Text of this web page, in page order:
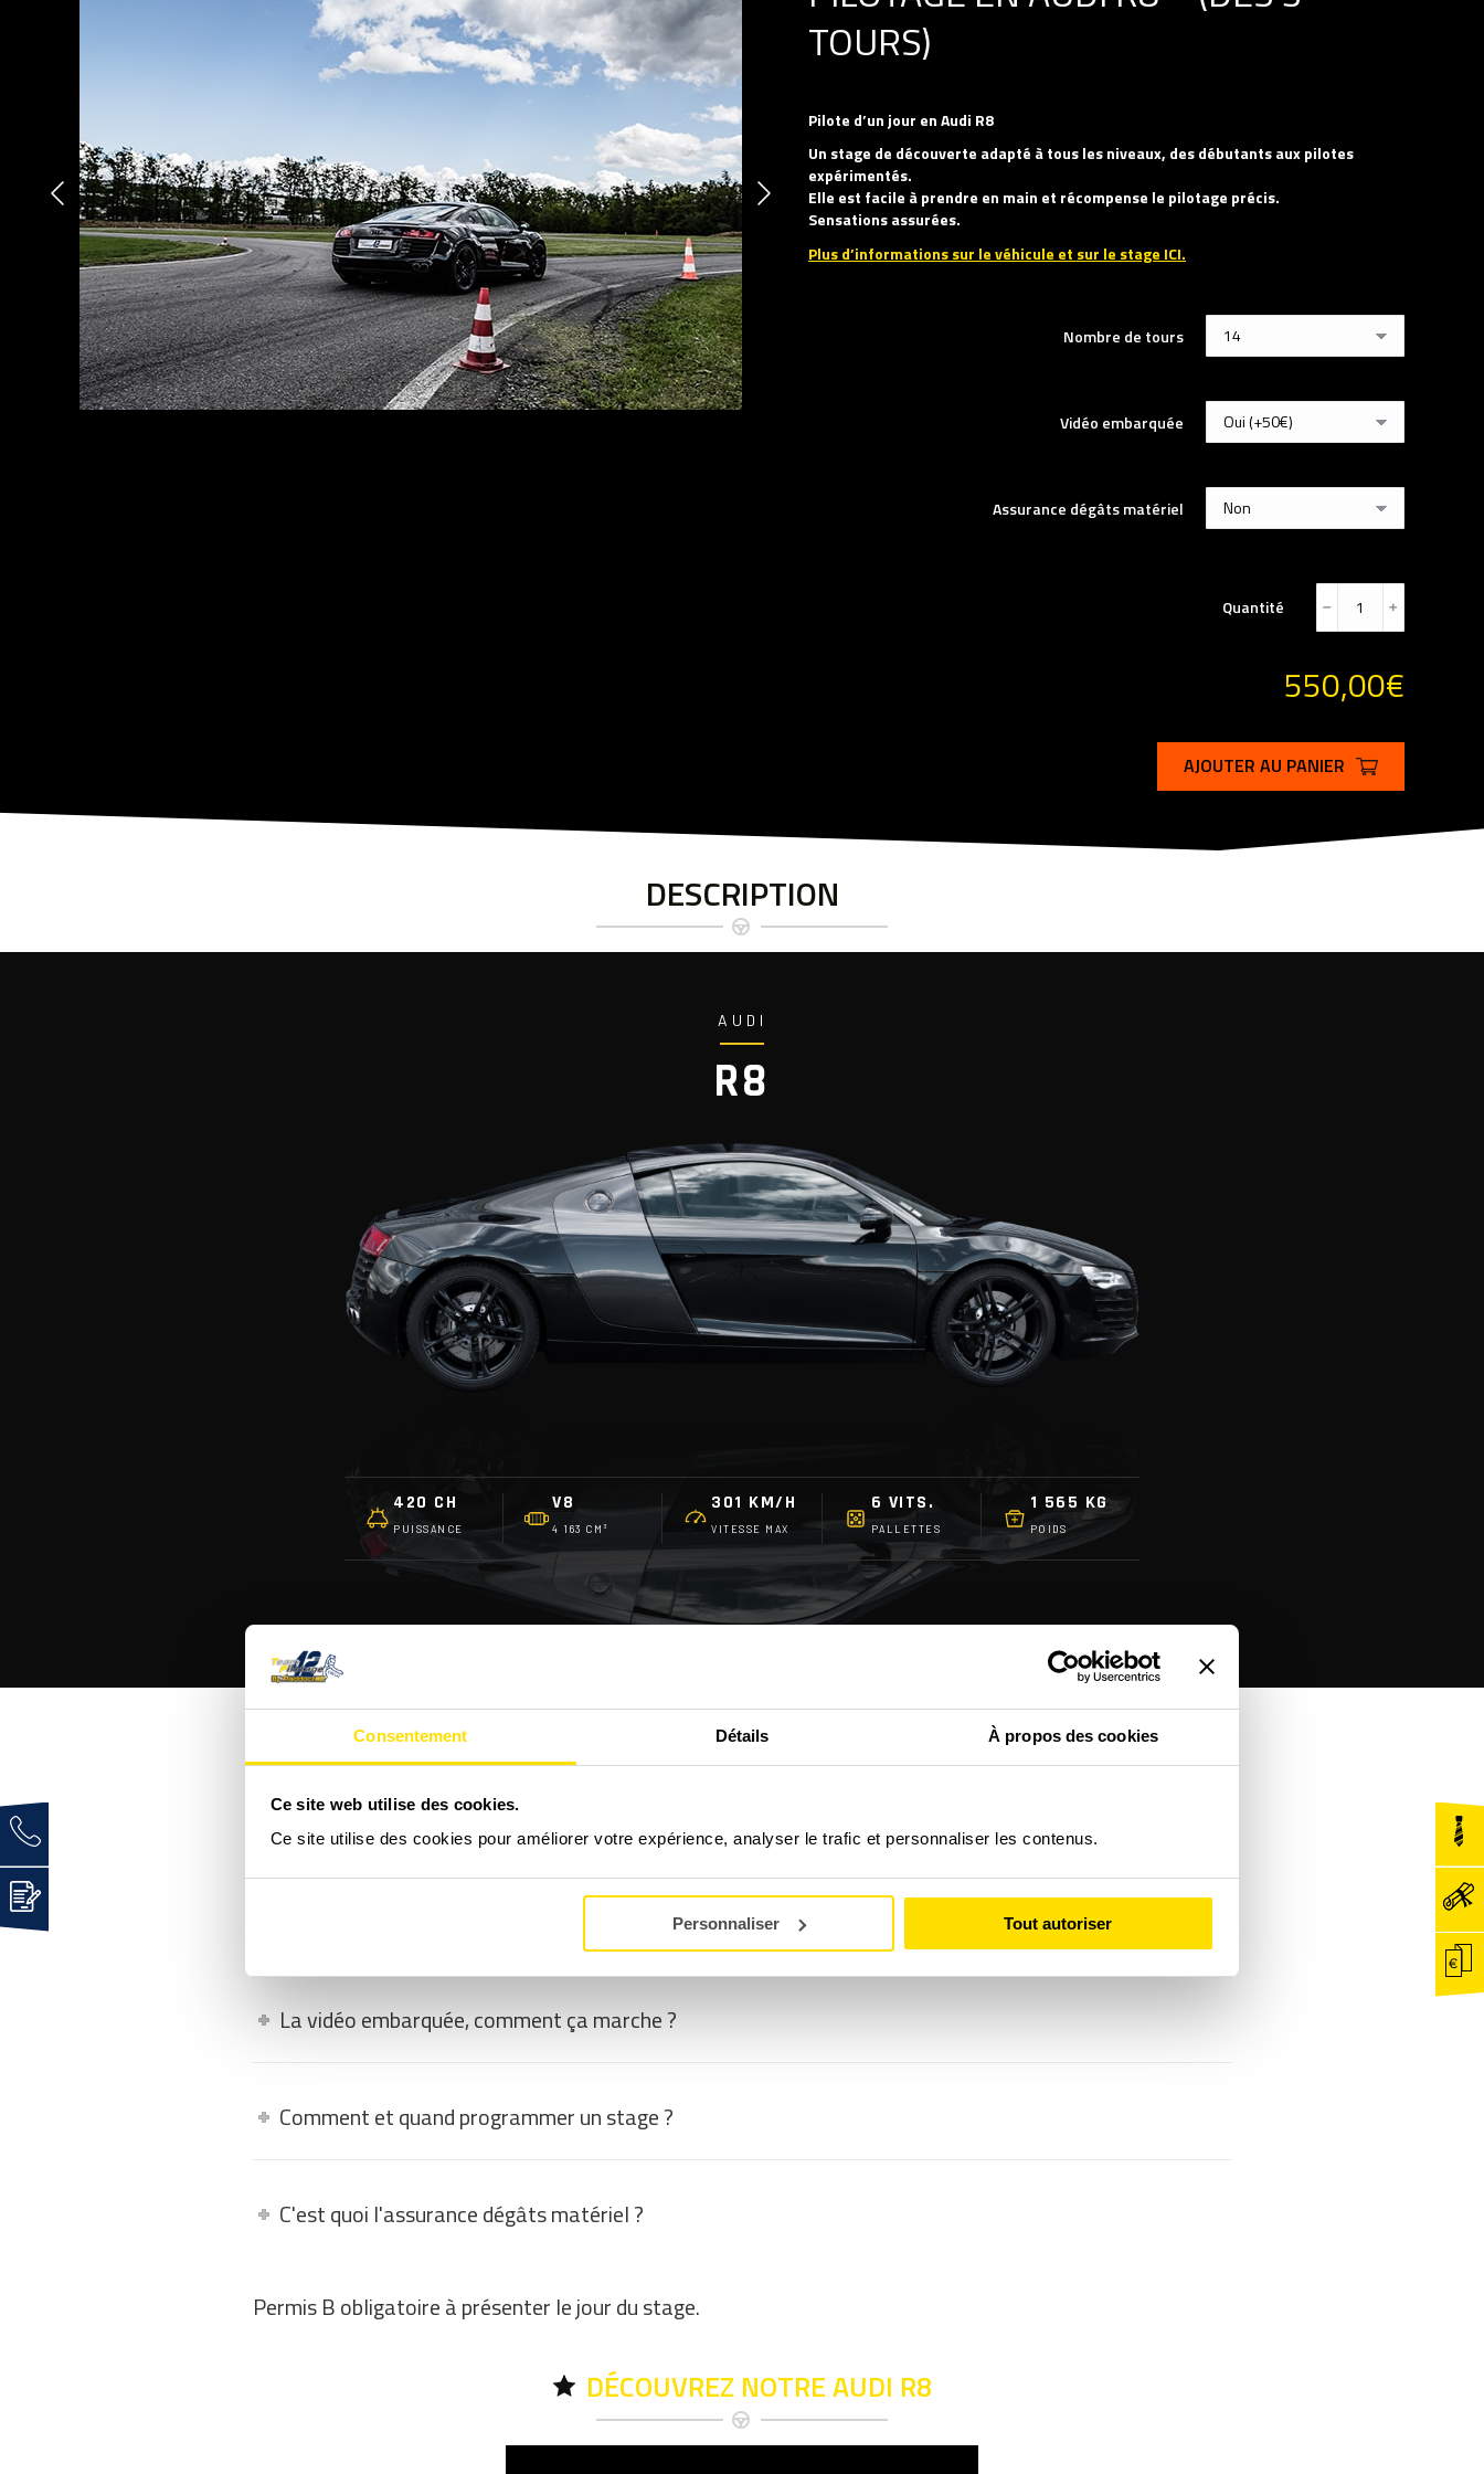
Consentement Détails À propos des cookies
Ce site web utilise des cookies.
Ce site utilise des cookies pour améliorer votre expérience, analyser le trafic et personnaliser les contenus.
Personnaliser Tout autoriser
TOURS)
Pilote d’un jour en Audi R8
Un stage de découverte adapté à tous les niveaux, des débutants aux pilotes
expérimentés.
Elle est facile à prendre en main et récompense le pilotage précis.
Sensations assurées.
Plus d’informations sur le véhicule et sur le stage ICI.
Nombre de tours
Vidéo embarquée
Assurance dégâts matériel
Quantité ﹣ ﹢
550,00€
AJOUTER AU PANIER
DESCRIPTION
AUDI
R8
420 CH
PUISSANCE
V8
4 163 CM³
301 KM/H
VITESSE MAX
6 VITS.
PALLETTES
1 565 KG
POIDS
FAQ - LES QUESTIONS FRÉQUENTES
C'est quoi une Audi R8 ?
Comment se déroule un stage découverte GT/Prestige ?
La vidéo embarquée, comment ça marche ?
Comment et quand programmer un stage ?
C'est quoi l'assurance dégâts matériel ?
Permis B obligatoire à présenter le jour du stage.
DÉCOUVREZ NOTRE AUDI R8